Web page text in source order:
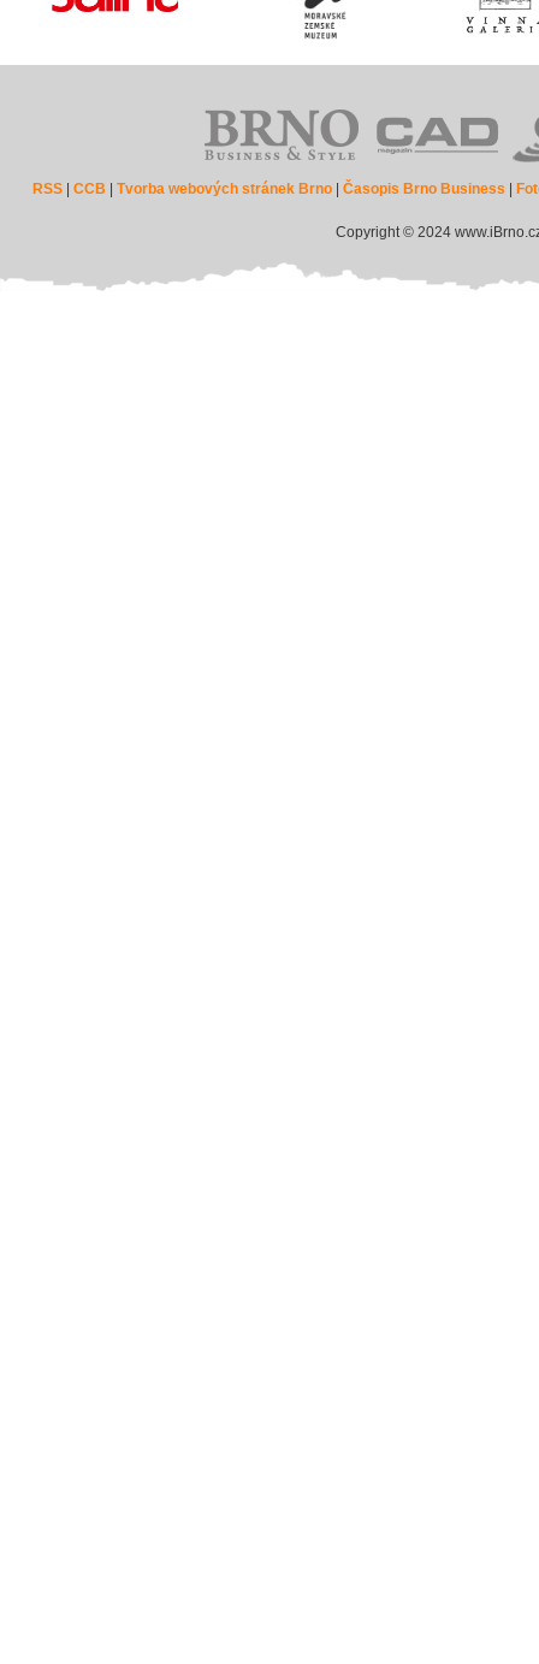
RSS |CCB |Tvorba webových stránek Brno |Časopis Brno Business
Copyright © 2024